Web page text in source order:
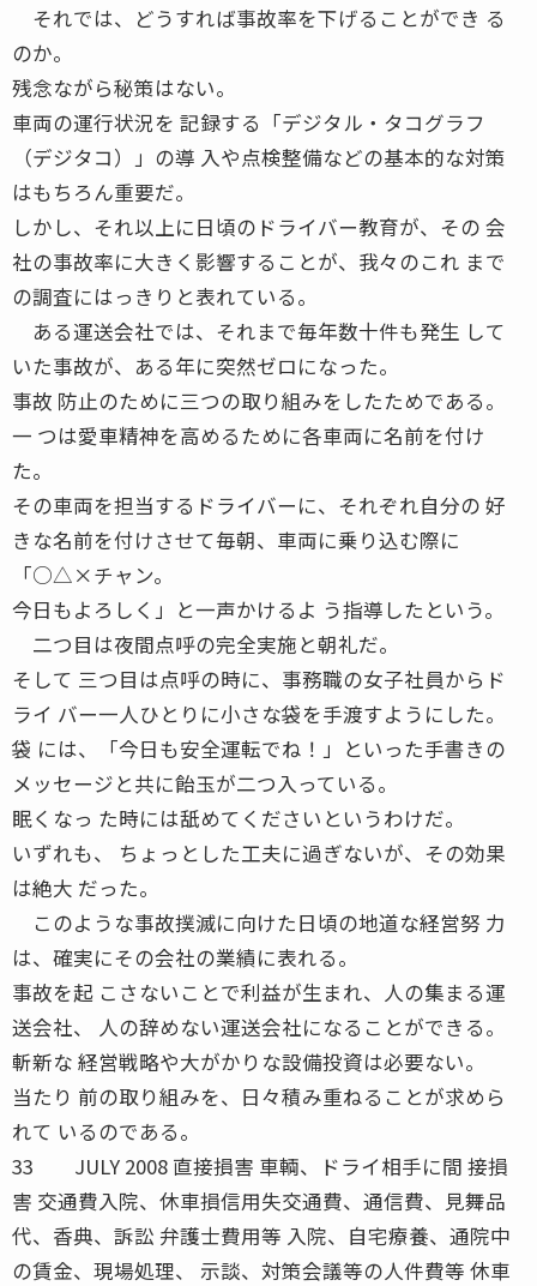
それでは、どうすれば事故率を下げることができ る
のか。
残念ながら秘策はない。
車両の運行状況を 記録する「デジタル・タコグラフ
（デジタコ）」の導 入や点検整備などの基本的な対策
はもちろん重要だ。
しかし、それ以上に日頃のドライバー教育が、その 会
社の事故率に大きく影響することが、我々のこれ まで
の調査にはっきりと表れている。
ある運送会社では、それまで毎年数十件も発生 して
いた事故が、ある年に突然ゼロになった。
事故 防止のために三つの取り組みをしたためである。
一 つは愛車精神を高めるために各車両に名前を付け
た。
その車両を担当するドライバーに、それぞれ自分の 好
きな名前を付けさせて毎朝、車両に乗り込む際に
「○△×チャン。
今日もよろしく」と一声かけるよ う指導したという。
二つ目は夜間点呼の完全実施と朝礼だ。
そして 三つ目は点呼の時に、事務職の女子社員からド
ライ バー一人ひとりに小さな袋を手渡すようにした。
袋 には、「今日も安全運転でね！」といった手書きの
メッセージと共に飴玉が二つ入っている。
眠くなっ た時には舐めてくださいというわけだ。
いずれも、 ちょっとした工夫に過ぎないが、その効果
は絶大 だった。
このような事故撲滅に向けた日頃の地道な経営努 力
は、確実にその会社の業績に表れる。
事故を起 こさないことで利益が生まれ、人の集まる運
送会社、 人の辞めない運送会社になることができる。
斬新な 経営戦略や大がかりな設備投資は必要ない。
当たり 前の取り組みを、日々積み重ねることが求めら
れて いるのである。
33 JULY 2008 直接損害 車輌、ドライ相手に間 接損
害 交通費入院、休車損信用失交通費、通信費、見舞品
代、香典、訴訟 弁護士費用等 入院、自宅療養、通院中
の賃金、現場処理、 示談、対策会議等の人件費等 休車